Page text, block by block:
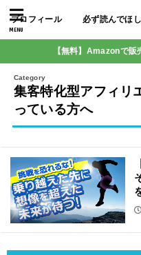
MENU
プロフィール 必ず読んでほ
【無料】Amazonで販
集客特化型アフィリ
っている方へ